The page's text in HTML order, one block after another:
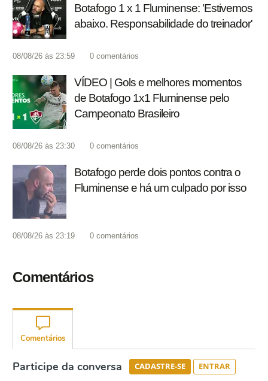
Botafogo 1 x 1 Fluminense: 'Estivemos
abaixo. Responsabilidade do treinador'
08/08/26 às 23:59 0 comentários
VÍDEO | Gols e melhores momentos
de Botafogo 1x1 Fluminense pelo
Campeonato Brasileiro
08/08/26 às 23:30 0 comentários
Botafogo perde dois pontos contra o
Fluminense e há um culpado por isso
08/08/26 às 23:19 0 comentários
Comentários